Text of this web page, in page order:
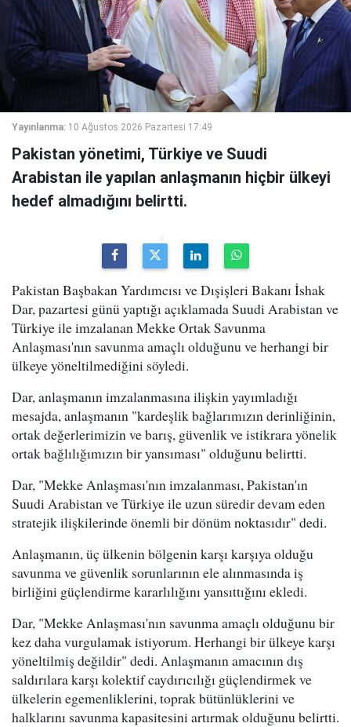
Yayınlanma: 10 Ağustos 2026 Pazartesi 17:49
Pakistan yönetimi, Türkiye ve Suudi
Arabistan ile yapılan anlaşmanın hiçbir ülkeyi
hedef almadığını belirtti.
Pakistan Başbakan Yardımcısı ve Dışişleri Bakanı İshak
Dar, pazartesi günü yaptığı açıklamada Suudi Arabistan ve
Türkiye ile imzalanan Mekke Ortak Savunma
Anlaşması'nın savunma amaçlı olduğunu ve herhangi bir
ülkeye yöneltilmediğini söyledi.
Dar, anlaşmanın imzalanmasına ilişkin yayımladığı
mesajda, anlaşmanın "kardeşlik bağlarımızın derinliğinin,
ortak değerlerimizin ve barış, güvenlik ve istikrara yönelik
ortak bağlılığımızın bir yansıması" olduğunu belirtti.
Dar, "Mekke Anlaşması'nın imzalanması, Pakistan'ın
Suudi Arabistan ve Türkiye ile uzun süredir devam eden
stratejik ilişkilerinde önemli bir dönüm noktasıdır" dedi.
Anlaşmanın, üç ülkenin bölgenin karşı karşıya olduğu
savunma ve güvenlik sorunlarının ele alınmasında iş
birliğini güçlendirme kararlılığını yansıttığını ekledi.
Dar, "Mekke Anlaşması'nın savunma amaçlı olduğunu bir
kez daha vurgulamak istiyorum. Herhangi bir ülkeye karşı
yöneltilmiş değildir" dedi. Anlaşmanın amacının dış
saldırılara karşı kolektif caydırıcılığı güçlendirmek ve
ülkelerin egemenliklerini, toprak bütünlüklerini ve
halklarını savunma kapasitesini artırmak olduğunu belirtti.